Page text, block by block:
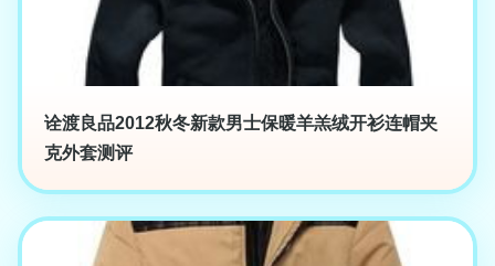
诠渡良品2012秋冬新款男士保暖羊羔绒开衫连帽夹
克外套测评